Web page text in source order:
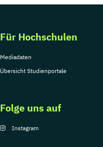
Für Hochschulen
Mediadaten
Übersicht Studienportale
Folge uns auf
Instagram